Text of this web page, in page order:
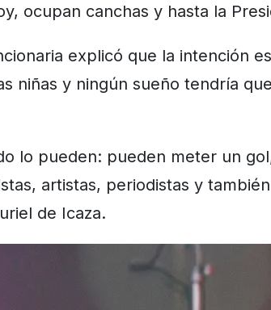
ocupan canchas y hasta la
explicó que la intención
niñas y ningún sueño tendría
lo pueden: pueden meter un
artistas, periodistas y
de Icaza.